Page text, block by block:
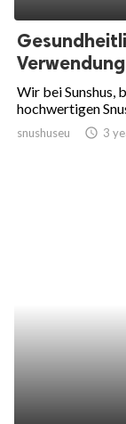
Wir bei Sunshus,
hochwertigen
snushuseu access_time 3